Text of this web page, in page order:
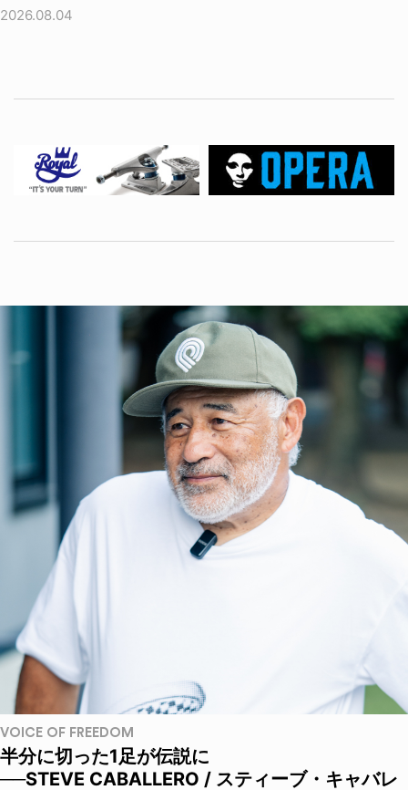
2026.08.04
VOICE OF FREEDOM
半分に切った1足が伝説に
──STEVE CABALLERO / スティーブ・キャバレ